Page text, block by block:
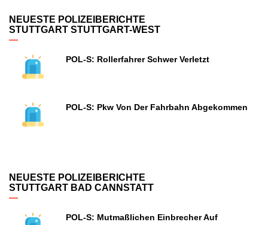
NEUESTE POLIZEIBERICHTE
STUTTGART STUTTGART-WEST
POL-S: Rollerfahrer Schwer Verletzt
POL-S: Pkw Von Der Fahrbahn Abgekommen
NEUESTE POLIZEIBERICHTE
STUTTGART BAD CANNSTATT
POL-S: Mutmaßlichen Einbrecher Auf